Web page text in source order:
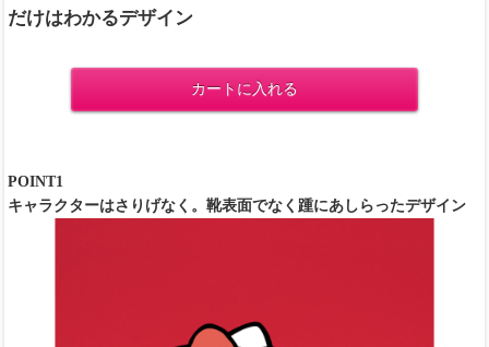
だけはわかるデザイン
カートに入れる
POINT1
キャラクターはさりげなく。靴表面でなく踵にあしらったデザイン